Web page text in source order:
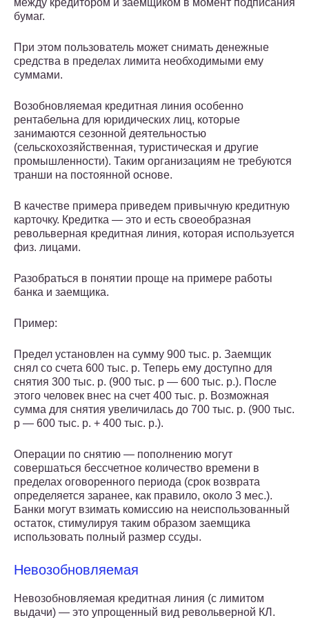
между кредитором и заемщиком в момент подписания
бумаг.
При этом пользователь может снимать денежные
средства в пределах лимита необходимыми ему
суммами.
Возобновляемая кредитная линия особенно
рентабельна для юридических лиц, которые
занимаются сезонной деятельностью
(сельскохозяйственная, туристическая и другие
промышленности). Таким организациям не требуются
транши на постоянной основе.
В качестве примера приведем привычную кредитную
карточку. Кредитка ― это и есть своеобразная
револьверная кредитная линия, которая используется
физ. лицами.
Разобраться в понятии проще на примере работы
банка и заемщика.
Пример:
Предел установлен на сумму 900 тыс. р. Заемщик
снял со счета 600 тыс. р. Теперь ему доступно для
снятия 300 тыс. р. (900 тыс. р — 600 тыс. р.). После
этого человек внес на счет 400 тыс. р. Возможная
сумма для снятия увеличилась до 700 тыс. р. (900 тыс.
р — 600 тыс. р. + 400 тыс. р.).
Операции по снятию ― пополнению могут
совершаться бессчетное количество времени в
пределах оговоренного периода (срок возврата
определяется заранее, как правило, около 3 мес.).
Банки могут взимать комиссию на неиспользованный
остаток, стимулируя таким образом заемщика
использовать полный размер ссуды.
Невозобновляемая
Невозобновляемая кредитная линия (с лимитом
выдачи) ― это упрощенный вид револьверной КЛ.